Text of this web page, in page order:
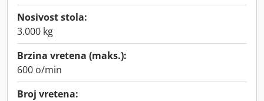
Nosivost stola:
3.000 kg
Brzina vretena (maks.):
600 o/min
Broj vretena: